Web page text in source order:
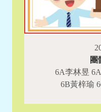
團
6A李林昱
6B黃梓瑜